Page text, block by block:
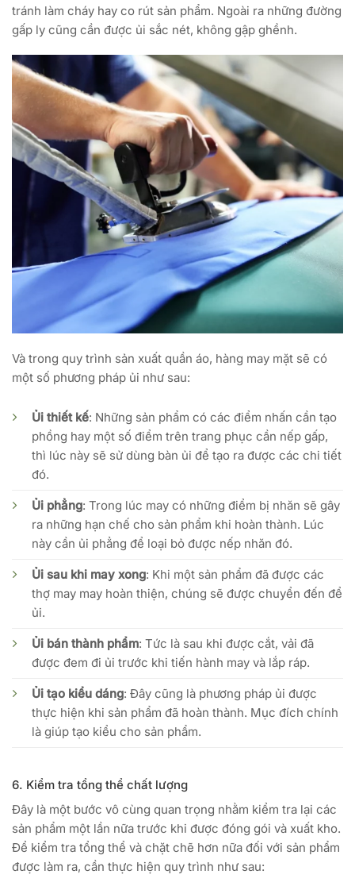
tránh làm cháy hay co rút sản phẩm. Ngoài ra những đường
gấp ly cũng cần được ủi sắc nét, không gập ghềnh.
Và trong quy trình sản xuất quần áo, hàng may mặt sẽ có
một số phương pháp ủi như sau:
Ủi thiết kế: Những sản phẩm có các điểm nhấn cần tạo
phồng hay một số điểm trên trang phục cần nếp gấp,
thì lúc này sẽ sử dùng bàn ủi để tạo ra được các chi tiết
đó.
Ủi phẳng: Trong lúc may có những điểm bị nhăn sẽ gây
ra những hạn chế cho sản phẩm khi hoàn thành. Lúc
này cần ủi phẳng để loại bỏ được nếp nhăn đó.
Ủi sau khi may xong: Khi một sản phẩm đã được các
thợ may may hoàn thiện, chúng sẽ được chuyển đến để
ủi.
Ủi bán thành phẩm: Tức là sau khi được cắt, vải đã
được đem đi ủi trước khi tiến hành may và lắp ráp.
Ủi tạo kiểu dáng: Đây cũng là phương pháp ủi được
thực hiện khi sản phẩm đã hoàn thành. Mục đích chính
là giúp tạo kiểu cho sản phẩm.
6. Kiểm tra tổng thể chất lượng
Đây là một bước vô cùng quan trọng nhằm kiểm tra lại các
sản phẩm một lần nữa trước khi được đóng gói và xuất kho.
Để kiểm tra tổng thể và chặt chẽ hơn nữa đối với sản phẩm
được làm ra, cần thực hiện quy trình như sau: